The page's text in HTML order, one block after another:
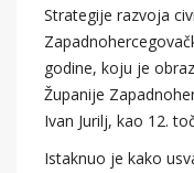
Strategije razvoja
godine, koju je
Županije
Ivan Jurilj, kao 12.
Istaknuo je kako